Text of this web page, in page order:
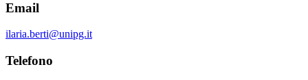
Email
ilaria.berti@unipg.it
Telefono